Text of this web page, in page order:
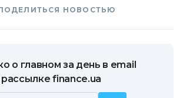
НОВОСТЬЮ
о главном за день в email
рассылке finance.ua